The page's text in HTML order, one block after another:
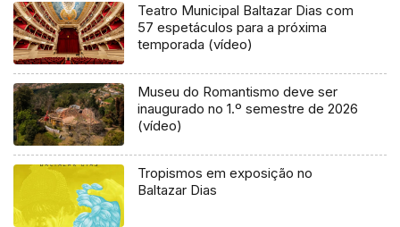
Teatro Municipal Baltazar Dias com
57 espetáculos para a próxima
temporada (vídeo)
Museu do Romantismo deve ser
inaugurado no 1.º semestre de 2026
(vídeo)
Tropismos em exposição no
Baltazar Dias